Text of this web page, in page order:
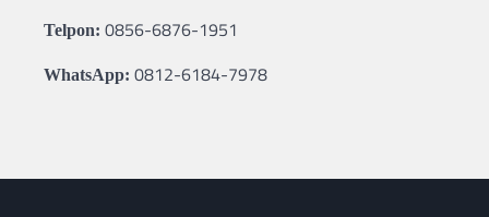
Telpon: 0856-6876-1951
WhatsApp: 0812-6184-7978